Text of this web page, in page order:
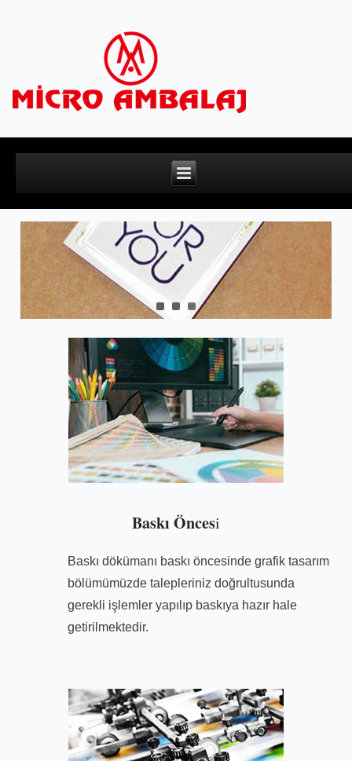
Baskı Öncesi
Baskı dökümanı baskı öncesinde grafik tasarım
bölümümüzde talepleriniz doğrultusunda
gerekli işlemler yapılıp baskıya hazır hale
getirilmektedir.